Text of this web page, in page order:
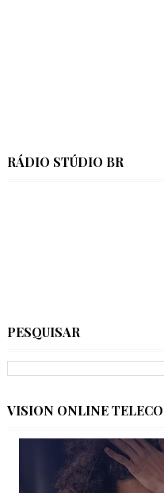
RÁDIO STÚDIO BR
PESQUISAR
VISION ONLINE